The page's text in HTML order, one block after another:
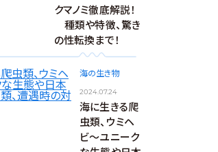
クマノミ徹底解説！
種類や特徴、驚き
の性転換まで！
海の生き物
2024.07.24
海に生きる爬
虫類、ウミヘ
ビ～ユニーク